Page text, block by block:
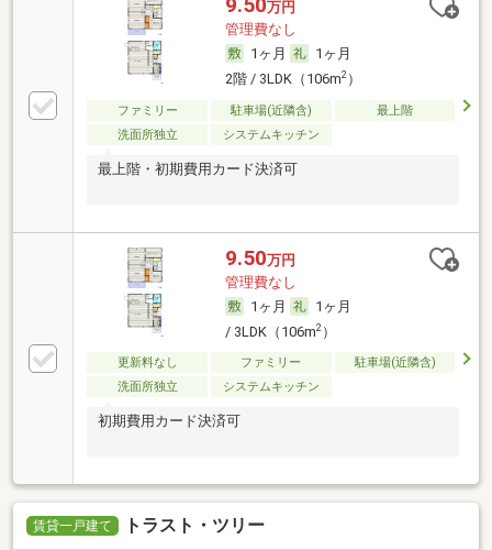
9.50万円
管理費なし
1ヶ月
1ヶ月
2階 / 3LDK（106m2）
ファミリー 駐車場(近隣含)
最上階
洗面所独立
システムキッチン
最上階・初期費用カード決済可
9.50万円
管理費なし
1ヶ月
1ヶ月
/ 3LDK（106m2）
更新料なし ファミリー
駐車場(近隣含)
洗面所独立
システムキッチン
初期費用カード決済可
賃貸一戸建て トラスト・ツリー